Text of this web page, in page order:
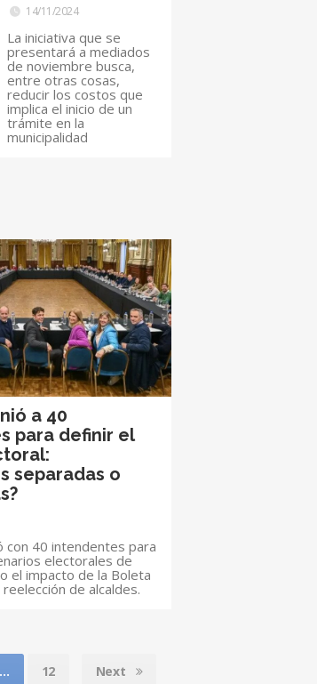
14/11/2024
La iniciativa que se
presentará a mediados
de noviembre busca,
entre otras cosas,
reducir los costos que
implica el inicio de un
trámite en la
municipalidad
a 40
para definir el
separadas o
con 40 intendentes para
electorales de
el impacto de la Boleta
de alcaldes.
… 12 Next